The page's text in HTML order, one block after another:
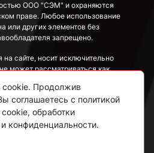
ООО "СЭМ" и охраняются
праве. Любое использование
или других элементов без
запрещено.
сайте, носит исключительно
может рассматриваться как
Продолжив
соглашаетесь с политикой
обработки
конфиденциальности.